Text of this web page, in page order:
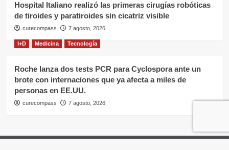
Hospital Italiano realizó las primeras cirugías robóticas
de tiroides y paratiroides sin cicatriz visible
curecompass 7 agosto, 2026
I+D Medicina Tecnología
Roche lanza dos tests PCR para Cyclospora ante un
brote con internaciones que ya afecta a miles de
personas en EE.UU.
curecompass 7 agosto, 2026